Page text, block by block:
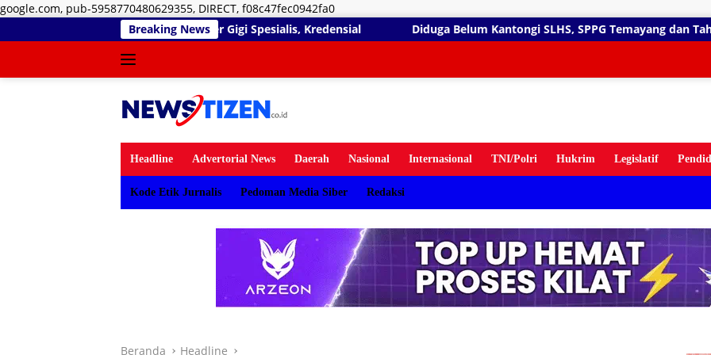
google.com, pub-5958770480629355, DIRECT, f08c47fec0942fa0Langsung
ke
konten
Breaking News
Dokter Gigi Spesialis, Kredensial Diduga Belum Kantongi SLHS, SPPG Temayang dan Tahulu Tetap Beroperasi,
Headline Advertorial News Daerah Nasional Internasional TNI/Polri Hukrim Legislatif
Kode Etik Jurnalis Pedoman Media Siber Redaksi
Beranda Headline